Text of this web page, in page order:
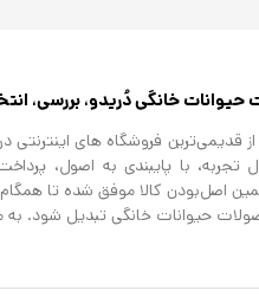
خانگی دُریدو، بررسی،
قدیمی‌ترین فروشگاه های اینترنتی
با پایبندی به اصول،
اصل‌بودن کالا موفق شده تا همگام
حیوانات خانگی تبدیل شود.
و به ذهن شما خطور می‌کند در
کارت هدیه دُریدو ، انتخاب را
محصولاتی نظیر غذای خشک و